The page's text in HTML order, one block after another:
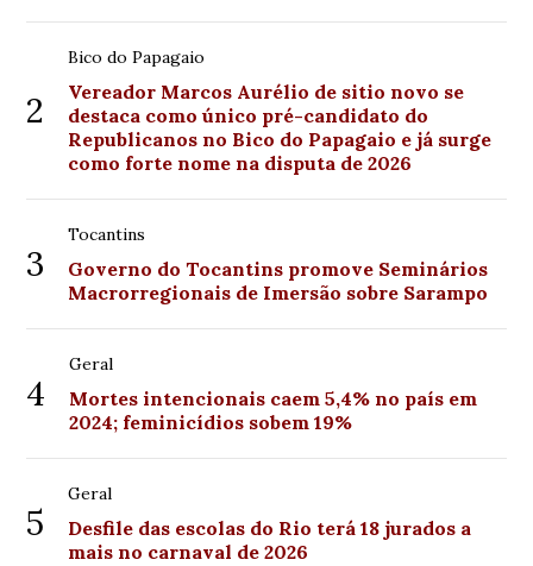
2
Bico do Papagaio
Vereador Marcos Aurélio de sitio novo se
destaca como único pré-candidato do
Republicanos no Bico do Papagaio e já surge
como forte nome na disputa de 2026
3
Tocantins
Governo do Tocantins promove Seminários
Macrorregionais de Imersão sobre Sarampo
4
Geral
Mortes intencionais caem 5,4% no país em
2024; feminicídios sobem 19%
5
Geral
Desfile das escolas do Rio terá 18 jurados a
mais no carnaval de 2026